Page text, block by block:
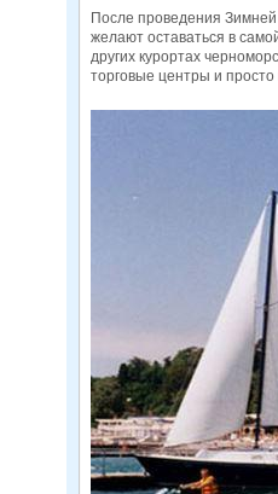
После проведения
желают оставаться в
других курортах
торговые центры и просто